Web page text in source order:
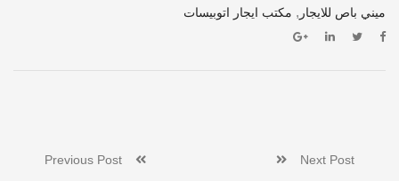
ميني باص للايجار , مكتب ايجار اتوبيسات
Next Post